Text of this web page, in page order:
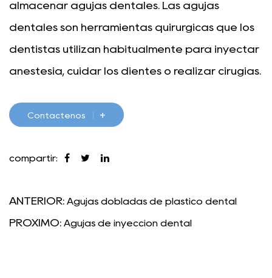
almacenar agujas dentales. Las agujas
dentales son herramientas quirúrgicas que los
dentistas utilizan habitualmente para inyectar
anestesia, cuidar los dientes o realizar cirugías.
hechos de materiales resistentes a altas
metal.
diferentes tamaños y formas para adaptarse
a diferentes tipos de agujas dentales. La
Contáctenos +
compartir:
ANTERIOR: Agujas dobladas de plástico dental
PRÓXIMO: Agujas de inyección dental